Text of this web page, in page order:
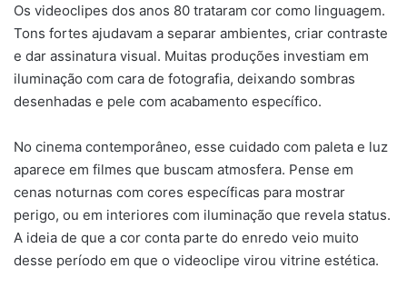
Os videoclipes dos anos 80 trataram cor como linguagem.
Tons fortes ajudavam a separar ambientes, criar contraste
e dar assinatura visual. Muitas produções investiam em
iluminação com cara de fotografia, deixando sombras
desenhadas e pele com acabamento específico.
No cinema contemporâneo, esse cuidado com paleta e luz
aparece em filmes que buscam atmosfera. Pense em
cenas noturnas com cores específicas para mostrar
perigo, ou em interiores com iluminação que revela status.
A ideia de que a cor conta parte do enredo veio muito
desse período em que o videoclipe virou vitrine estética.